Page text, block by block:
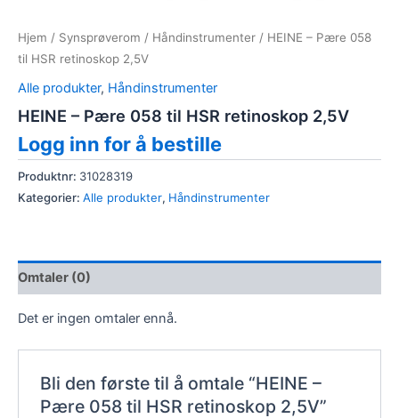
Hjem / Synsprøverom / Håndinstrumenter / HEINE – Pære 058
til HSR retinoskop 2,5V
Alle produkter, Håndinstrumenter
HEINE – Pære 058 til HSR retinoskop 2,5V
Logg inn for å bestille
Produktnr: 31028319
Kategorier: Alle produkter, Håndinstrumenter
Omtaler (0)
Det er ingen omtaler ennå.
Bli den første til å omtale “HEINE –
Pære 058 til HSR retinoskop 2,5V”